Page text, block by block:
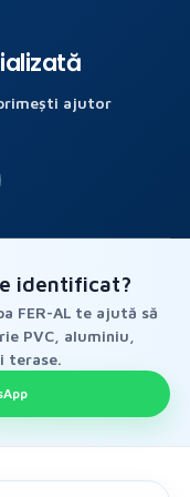
ajutor
identificat?
FER-AL te ajută să
PVC, aluminiu,
terase.